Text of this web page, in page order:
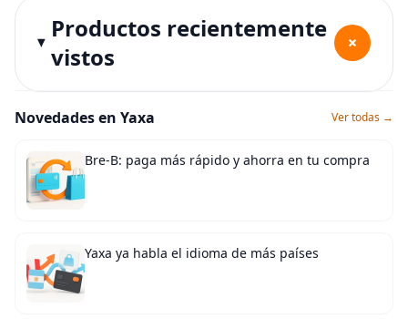
Productos recientemente
vistos
+
Novedades en Yaxa Ver todas →
Bre-B: paga más rápido y ahorra en tu compra
Yaxa ya habla el idioma de más países